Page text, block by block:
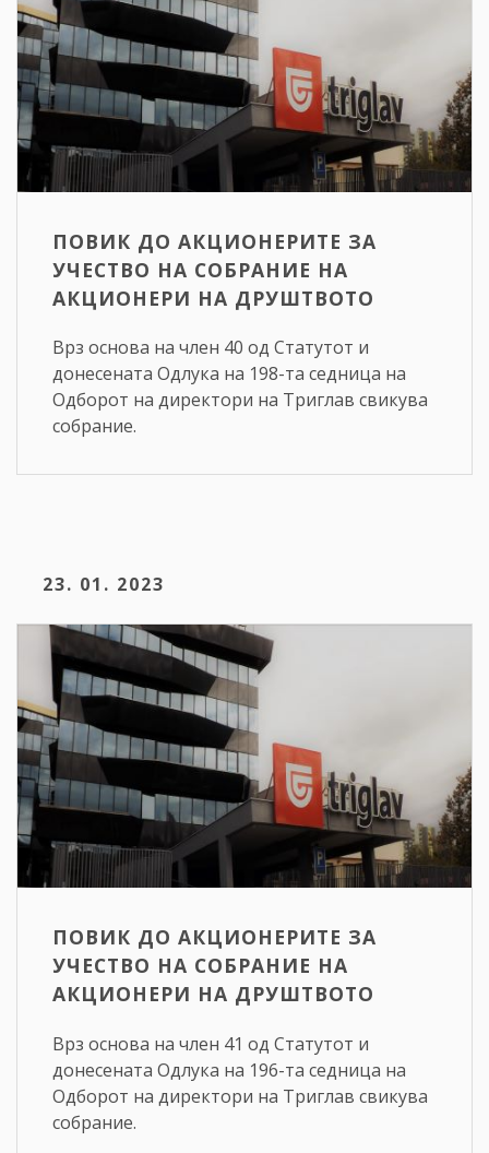
ПОВИК ДО АКЦИОНЕРИТЕ ЗА
УЧЕСТВО НА СОБРАНИЕ НА
АКЦИОНЕРИ НА ДРУШТВОТО
Врз основа на член 40 од Статутот и
донесената Одлука на 198-та седница на
Одборот на директори на Триглав свикува
собрание.
23. 01. 2023
ПОВИК ДО АКЦИОНЕРИТЕ ЗА
УЧЕСТВО НА СОБРАНИЕ НА
АКЦИОНЕРИ НА ДРУШТВОТО
Врз основа на член 41 од Статутот и
донесената Одлука на 196-та седница на
Одборот на директори на Триглав свикува
собрание.